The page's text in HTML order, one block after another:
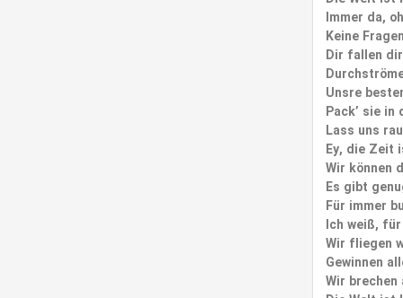
Immer da,
Keine
Dir fallen
Unsre
Pack’ sie in
Lass uns
Ey, die Zeit
Wir können
Es gibt
Für immer
Ich weiß,
Wir fliegen
Gewinnen
Wir